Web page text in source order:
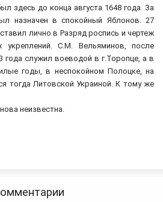
здесь до конца августа 1648 года. За
назначен в спокойный Яблонов. 27
лично в Разряд роспись и чертеж
укреплений. С.М. Вельяминов, после
года служил воеводой в г.Торопце, а в
годы, в неспокойном Полоцке, на
тогда Литовской Украиной. К тому же
неизвестна.